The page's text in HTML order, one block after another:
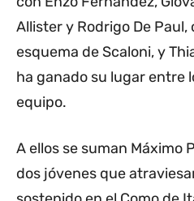
Allister y Rodrigo De
esquema de Scaloni, y
ha ganado su lugar entre
equipo.
A ellos se suman Máximo
dos jóvenes que